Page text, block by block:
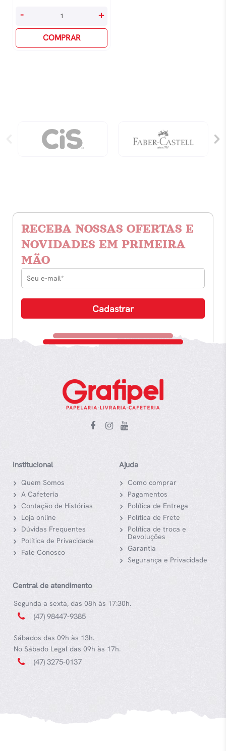
O
Vol
- +
COMPRAR
RECEBA NOSSAS OFERTAS E
NOVIDADES EM PRIMEIRA
MÃO
Institucional
Quem Somos
A Cafeteria
Contação de Histórias
Loja online
Dúvidas Frequentes
Política de Privacidade
Fale Conosco
Ajuda
Como comprar
Pagamentos
Política de Entrega
Política de Frete
Política de troca e
Devoluções
Garantia
Segurança e Privacidade
Central de atendimento
Segunda a sexta, das 08h às 17:30h.
(47) 98447-9385
Sábados das 09h às 13h.
No Sábado Legal das 09h às 17h.
(47) 3275-0137